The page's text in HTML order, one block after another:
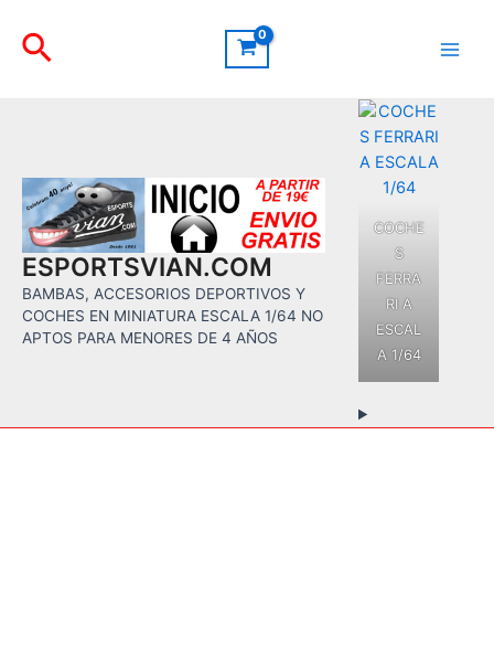
contenido
Buscar
ESPORTSVIAN.COM
BAMBAS, ACCESORIOS DEPORTIVOS Y
COCHES EN MINIATURA ESCALA 1/64 NO
APTOS PARA MENORES DE 4 AÑOS
COCHE
S
FERRA
RI A
ESCAL
A 1/64